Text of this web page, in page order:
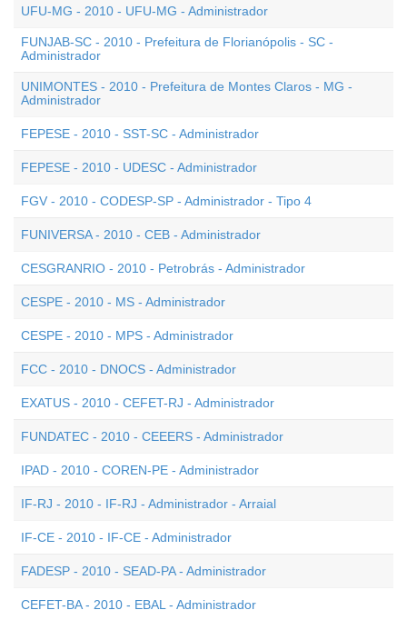
UFU-MG - 2010 - UFU-MG - Administrador
FUNJAB-SC - 2010 - Prefeitura de Florianópolis - SC -
Administrador
UNIMONTES - 2010 - Prefeitura de Montes Claros - MG -
Administrador
FEPESE - 2010 - SST-SC - Administrador
FEPESE - 2010 - UDESC - Administrador
FGV - 2010 - CODESP-SP - Administrador - Tipo 4
FUNIVERSA - 2010 - CEB - Administrador
CESGRANRIO - 2010 - Petrobrás - Administrador
CESPE - 2010 - MS - Administrador
CESPE - 2010 - MPS - Administrador
FCC - 2010 - DNOCS - Administrador
EXATUS - 2010 - CEFET-RJ - Administrador
FUNDATEC - 2010 - CEEERS - Administrador
IPAD - 2010 - COREN-PE - Administrador
IF-RJ - 2010 - IF-RJ - Administrador - Arraial
IF-CE - 2010 - IF-CE - Administrador
FADESP - 2010 - SEAD-PA - Administrador
CEFET-BA - 2010 - EBAL - Administrador